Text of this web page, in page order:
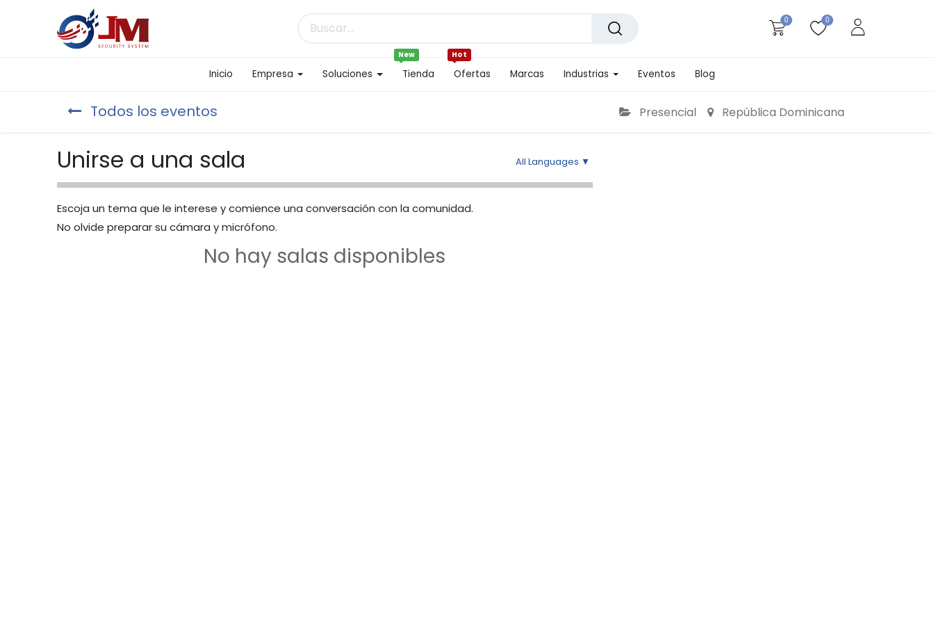
0 0
Inicio Empresa Soluciones Tienda
New
Ofertas
Hot
Marcas Industrias Eventos Blog
Todos los eventos Presencial República Dominicana
Unirse a una sala All Languages ▼
Escoja un tema que le interese y comience una conversación con la comunidad.
No olvide preparar su cámara y micrófono.
No hay salas disponibles